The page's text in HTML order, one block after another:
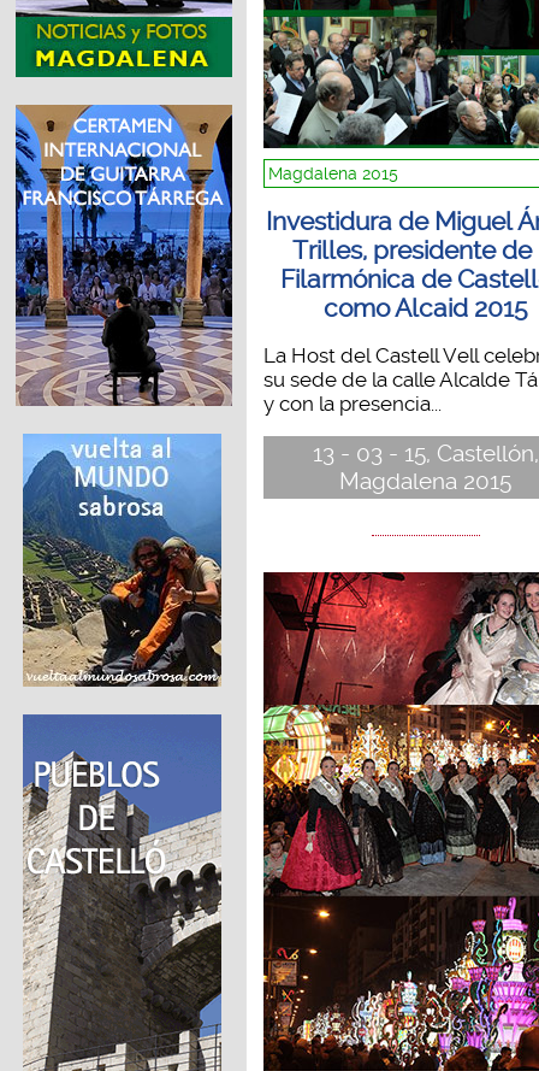
Magdalena 2015
Investidura de Miguel
Trilles, presidente de
Filarmónica de
como Alcaid 2015
La Host del Castell Vell
su sede de la calle Alcalde
y con la presencia...
13 - 03 - 15, Castellón,
Magdalena 2015